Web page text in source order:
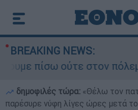
BREAKING NEWS:
ούτε στον πόλεμο ούτε
δημοφιλές τώρα: «Θέλω τον
παρέσυρε νύφη λίγες ώρες μετά